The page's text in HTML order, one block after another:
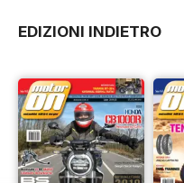
EDIZIONI INDIETRO